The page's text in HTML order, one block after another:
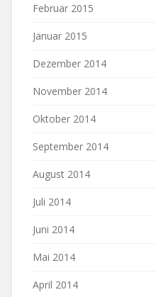
Februar 2015
Januar 2015
Dezember 2014
November 2014
Oktober 2014
September 2014
August 2014
Juli 2014
Juni 2014
Mai 2014
April 2014